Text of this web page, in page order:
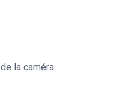
la caméra